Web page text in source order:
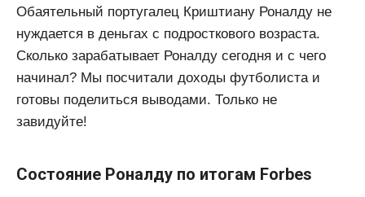
Обаятельный португалец Криштиану Роналду не
нуждается в деньгах с подросткового возраста.
Сколько зарабатывает Роналду сегодня и с чего
начинал? Мы посчитали доходы футболиста и
готовы поделиться выводами. Только не
завидуйте!
Состояние Роналду по итогам Forbes